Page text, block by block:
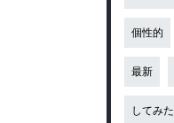
個性的
最新
してみた